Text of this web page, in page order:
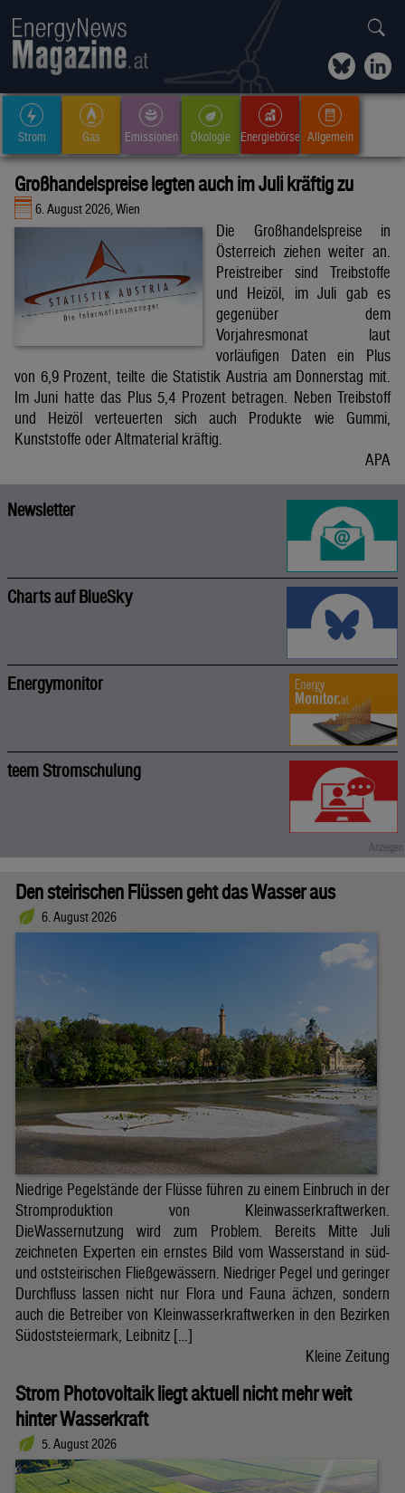
Strom Gas Emissionen Ökologie Energiebörse Allgemein
Großhandelspreise legten auch im Juli kräftig zu
6. August 2026, Wien
Die Großhandelspreise in
Österreich ziehen weiter an.
Preistreiber sind Treibstoffe
und Heizöl, im Juli gab es
gegenüber dem
Vorjahresmonat laut
vorläufigen Daten ein Plus
von 6,9 Prozent, teilte die Statistik Austria am Donnerstag mit.
Im Juni hatte das Plus 5,4 Prozent betragen. Neben Treibstoff
und Heizöl verteuerten sich auch Produkte wie Gummi,
Kunststoffe oder Altmaterial kräftig.
APA
Newsletter
Charts auf BlueSky
Energymonitor
teem Stromschulung
Den steirischen Flüssen geht das Wasser aus
6. August 2026
Niedrige Pegelstände der Flüsse führen zu einem Einbruch in der
Stromproduktion von Kleinwasserkraftwerken.
DieWassernutzung wird zum Problem. Bereits Mitte Juli
zeichneten Experten ein ernstes Bild vom Wasserstand in süd-
und oststeirischen Fließgewässern. Niedriger Pegel und geringer
Durchfluss lassen nicht nur Flora und Fauna ächzen, sondern
auch die Betreiber von Kleinwasserkraftwerken in den Bezirken
Südoststeiermark, Leibnitz […]
Kleine Zeitung
Strom Photovoltaik liegt aktuell nicht mehr weit
hinter Wasserkraft
5. August 2026